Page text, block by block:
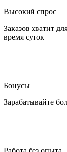
Высокий спрос
Заказов хватит
время суток
Бонусы
Зарабатывайте
Работа без опыта